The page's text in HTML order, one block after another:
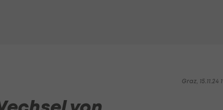
Graz, 15.11.24